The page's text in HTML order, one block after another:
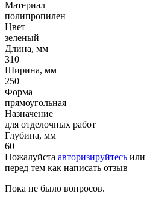
Материал
полипропилен
Цвет
зеленый
Длина, мм
310
Ширина, мм
250
Форма
прямоугольная
Назначение
для отделочных работ
Глубина, мм
60
Пожалуйста авторизируйтесь или
перед тем как написать отзыв
Пока не было вопросов.